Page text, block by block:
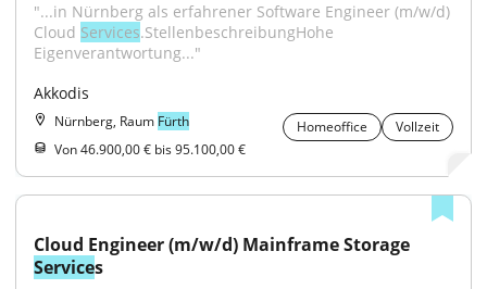
"...in Nürnberg als erfahrener Software Engineer (m/w/d)
Cloud Services.StellenbeschreibungHohe
Eigenverantwortung..."
Akkodis
Nürnberg, Raum Fürth Homeoffice
Vollzeit
Von 46.900,00 € bis 95.100,00 €
Services